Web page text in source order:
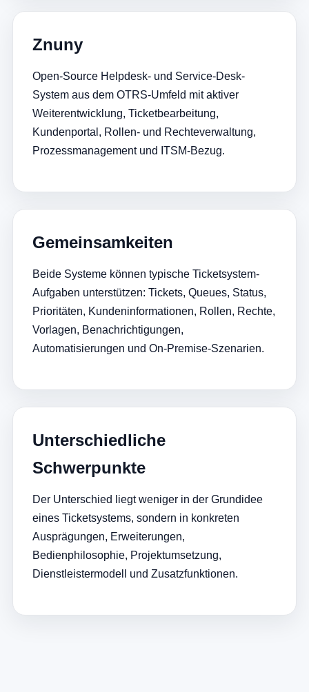
Znuny
Open-Source Helpdesk- und Service-Desk-
System aus dem OTRS-Umfeld mit aktiver
Weiterentwicklung, Ticketbearbeitung,
Kundenportal, Rollen- und Rechteverwaltung,
Prozessmanagement und ITSM-Bezug.
Gemeinsamkeiten
Beide Systeme können typische Ticketsystem-
Aufgaben unterstützen: Tickets, Queues, Status,
Prioritäten, Kundeninformationen, Rollen, Rechte,
Vorlagen, Benachrichtigungen,
Automatisierungen und On-Premise-Szenarien.
Unterschiedliche
Schwerpunkte
Der Unterschied liegt weniger in der Grundidee
eines Ticketsystems, sondern in konkreten
Ausprägungen, Erweiterungen,
Bedienphilosophie, Projektumsetzung,
Dienstleistermodell und Zusatzfunktionen.